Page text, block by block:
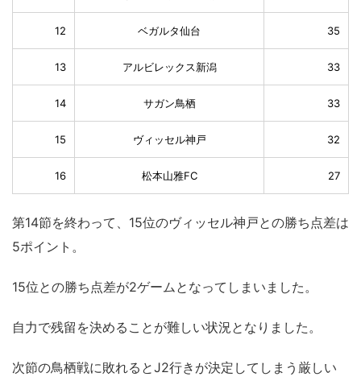
12 ベガルタ仙台 35
13 アルビレックス新潟 33
14 サガン鳥栖 33
15 ヴィッセル神戸 32
16 松本山雅FC 27
第14節を終わって、15位のヴィッセル神戸との勝ち点差は
5ポイント。
15位との勝ち点差が2ゲームとなってしまいました。
自力で残留を決めることが難しい状況となりました。
次節の鳥栖戦に敗れるとJ2行きが決定してしまう厳しい